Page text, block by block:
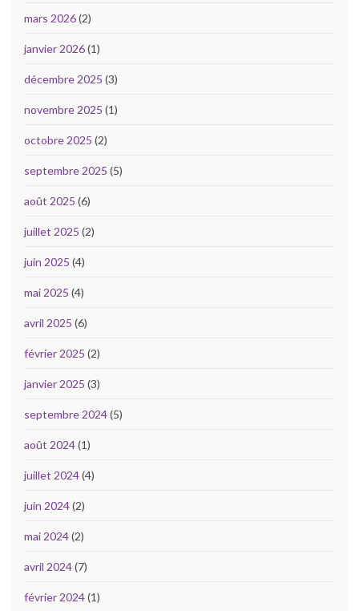
mars 2026(2)
janvier 2026(1)
décembre 2025 (3)
novembre 2025 (1)
octobre 2025 (2)
septembre 2025 (5)
août 2025 (6)
juillet 2025 (2)
juin 2025 (4)
mai 2025 (4)
avril 2025 (6)
février 2025 (2)
janvier 2025 (3)
septembre 2024(5)
août 2024(1)
juillet 2024(4)
juin 2024(2)
mai 2024(2)
avril 2024(7)
février 2024(1)